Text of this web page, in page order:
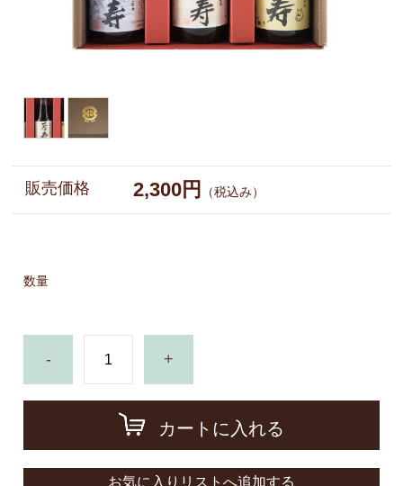
販売価格 2,300円 （税込み）
数量
- +
カートに入れる
お気に入りリストへ追加する